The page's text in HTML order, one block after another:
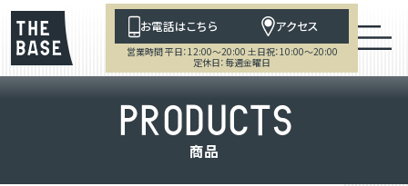
お電話はこちら アクセス
営業時間 平日：12:00～20:00 土日祝：10:00～20:00
定休日：毎週金曜日
PRODUCTS
商品